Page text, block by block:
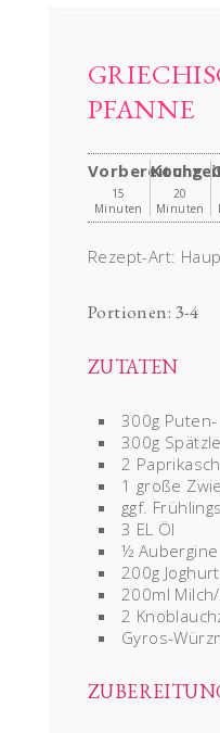
PFANNE
Vorbereitung
15
Minuten
20
Minuten
Rezept-Art:
Portionen: 3-4
ZUTATEN
300g
300g
2
1 große
ggf.
3 EL Öl
½ Aubergine
200g Joghurt
200ml
2
Gyros-